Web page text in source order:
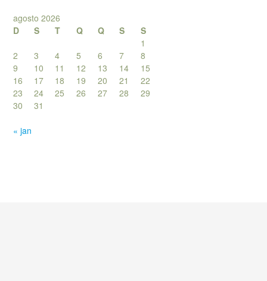
agosto 2026
D
S T Q Q S
S
1
2
3 4 5 6 7
8
9
10 11 12 13 14
15
16
17 18 19 20 21
22
23
24 25 26 27 28
29
30
31
« jan